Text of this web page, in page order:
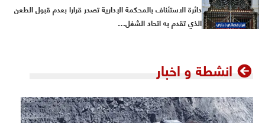
دائرة الاستئناف بالمحكمة الإدارية تصدر قرارا بعدم قبول الطعن
الذي تقدم به اتحاد الشغل…
انشطة و اخبار